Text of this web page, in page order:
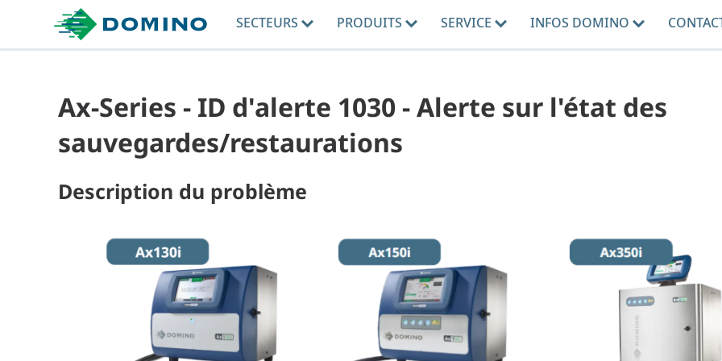
SECTEURS PRODUITS SERVICE INFOS DOMINO
Ax-Series - ID d'alerte 1030 - Alerte sur l'état des
sauvegardes/restaurations
Description du problème